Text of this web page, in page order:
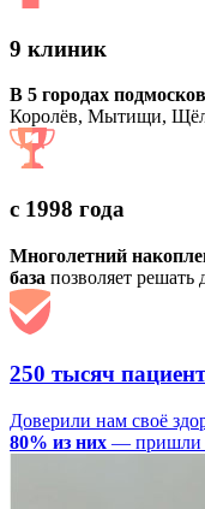
9 клиник
В 5 городах
Королёв, Мытищи,
с 1998 года
Многолетний
база позволяет
250 тысяч
Доверили нам своё
80% из них — пришли